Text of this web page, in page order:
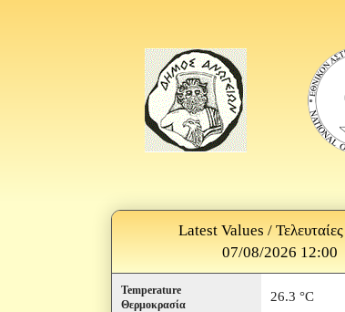
Latest Values / Τελευταίες
07/08/2026 12:00
Temperature
Θερμοκρασία
26.3 °C